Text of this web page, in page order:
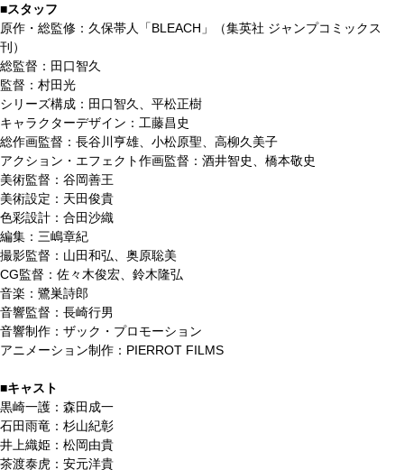
■スタッフ
原作・総監修：久保帯人「BLEACH」（集英社 ジャンプコミックス
刊）
総監督：田口智久
監督：村田光
シリーズ構成：田口智久、平松正樹
キャラクターデザイン：工藤昌史
総作画監督：長谷川亨雄、小松原聖、高柳久美子
アクション・エフェクト作画監督：酒井智史、橋本敬史
美術監督：谷岡善王
美術設定：天田俊貴
色彩設計：合田沙織
編集：三嶋章紀
撮影監督：山田和弘、奥原聡美
CG監督：佐々木俊宏、鈴木隆弘
音楽：鷺巣詩郎
音響監督：長崎行男
音響制作：ザック・プロモーション
アニメーション制作：PIERROT FILMS
■キャスト
黒崎一護：森田成一
石田雨竜：杉山紀彰
井上織姫：松岡由貴
茶渡泰虎：安元洋貴